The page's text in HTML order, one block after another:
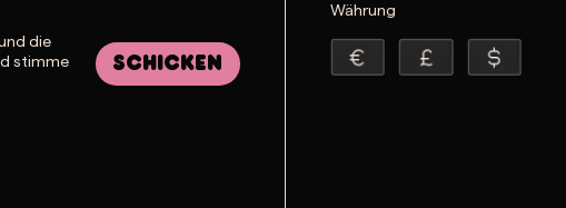
die
stimme
Schicken
Währung